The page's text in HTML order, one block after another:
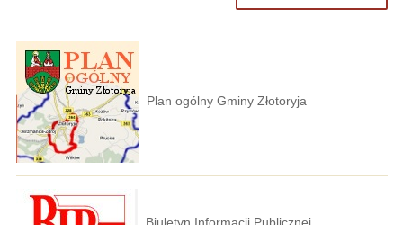
Plan ogólny Gminy Złotoryja